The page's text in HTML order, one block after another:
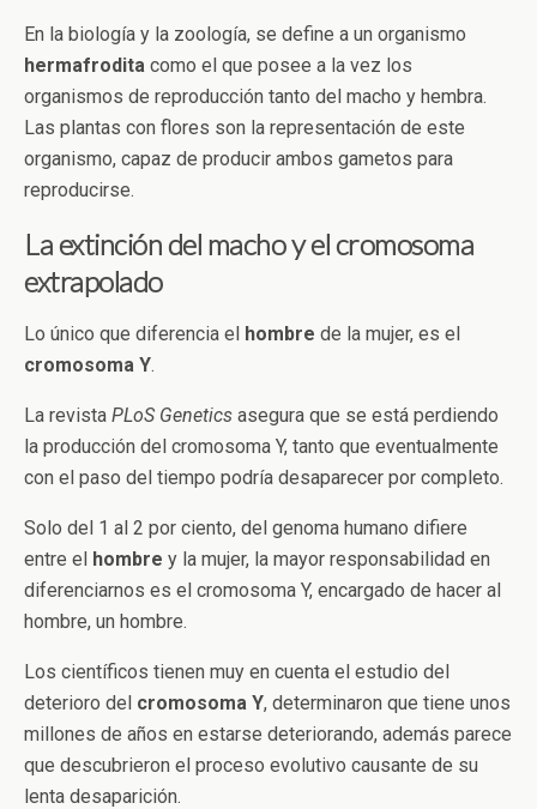
En la biología y la zoología, se define a un organismo
hermafrodita como el que posee a la vez los
organismos de reproducción tanto del macho y hembra.
Las plantas con flores son la representación de este
organismo, capaz de producir ambos gametos para
reproducirse.
La extinción del macho y el cromosoma
extrapolado
Lo único que diferencia el hombre de la mujer, es el
cromosoma Y.
La revista PLoS Genetics asegura que se está perdiendo
la producción del cromosoma Y, tanto que eventualmente
con el paso del tiempo podría desaparecer por completo.
Solo del 1 al 2 por ciento, del genoma humano difiere
entre el hombre y la mujer, la mayor responsabilidad en
diferenciarnos es el cromosoma Y, encargado de hacer al
hombre, un hombre.
Los científicos tienen muy en cuenta el estudio del
deterioro del cromosoma Y, determinaron que tiene unos
millones de años en estarse deteriorando, además parece
que descubrieron el proceso evolutivo causante de su
lenta desaparición.